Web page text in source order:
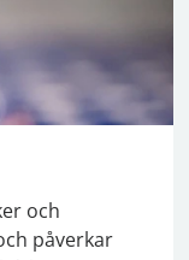
och
påverkar